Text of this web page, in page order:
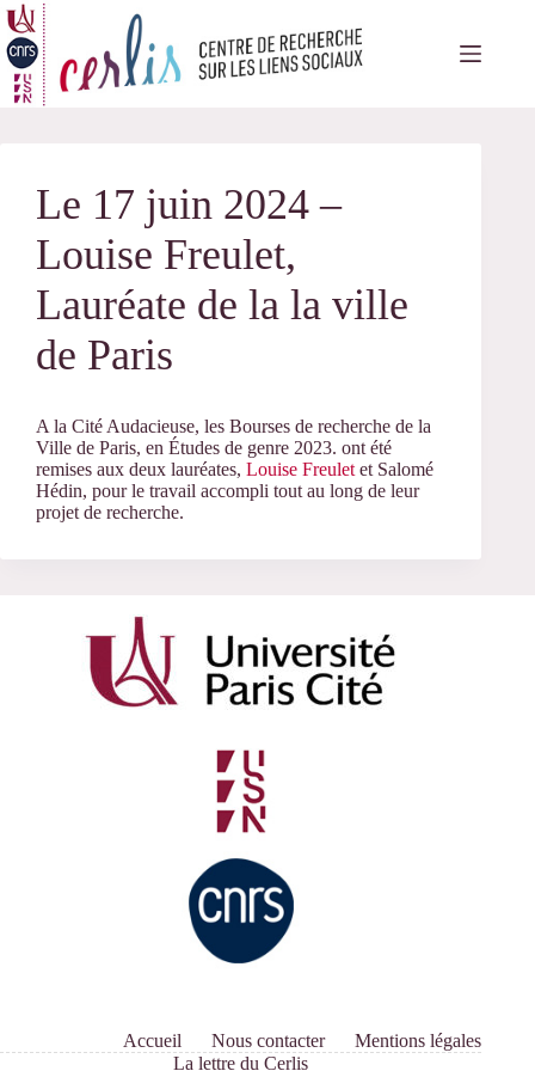
Passer
au
contenu
Le 17 juin 2024 –
Louise Freulet,
Lauréate de la la ville
de Paris
A la Cité Audacieuse, les Bourses de recherche de la
Ville de Paris, en Études de genre 2023. ont été
remises aux deux lauréates, Louise Freulet et Salomé
Hédin, pour le travail accompli tout au long de leur
projet de recherche.
Accueil Nous contacter
Mentions légales
La lettre du Cerlis